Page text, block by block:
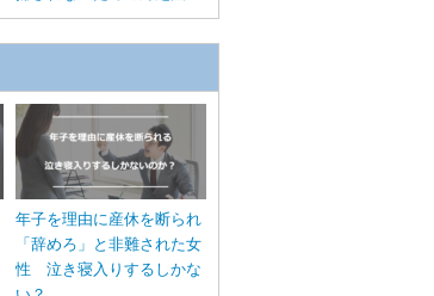
年子を理由に産休を断られ
「辞めろ」と非難された女
性 泣き寝入りするしかな